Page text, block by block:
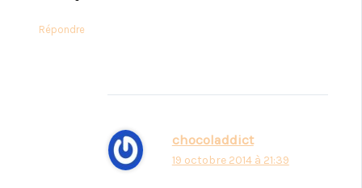
Répondre
chocoladdict
19 octobre 2014 à 21:39